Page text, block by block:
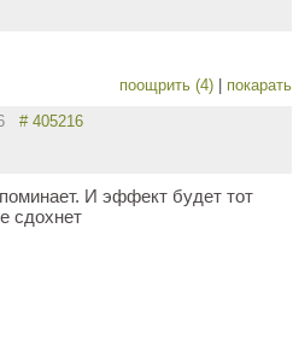
поощрить (4) покарать
# 405216
И эффект будет тот
сдохнет